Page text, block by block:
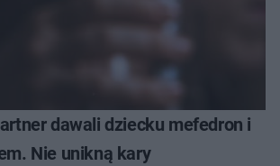
dawali dziecku mefedron i
Nie unikną kary